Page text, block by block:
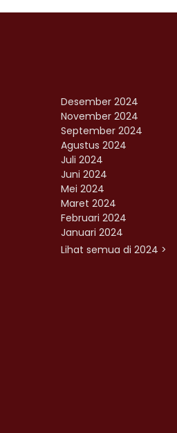
Desember 2024
November 2024
September 2024
Agustus 2024
Juli 2024
Juni 2024
Mei 2024
Maret 2024
Februari 2024
Januari 2024
Lihat semua di 2024 >